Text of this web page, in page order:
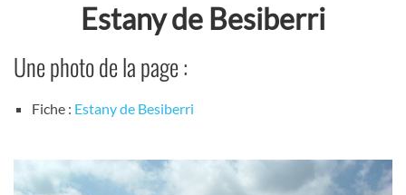
Estany de Besiberri
Une photo de la page :
Fiche : Estany de Besiberri